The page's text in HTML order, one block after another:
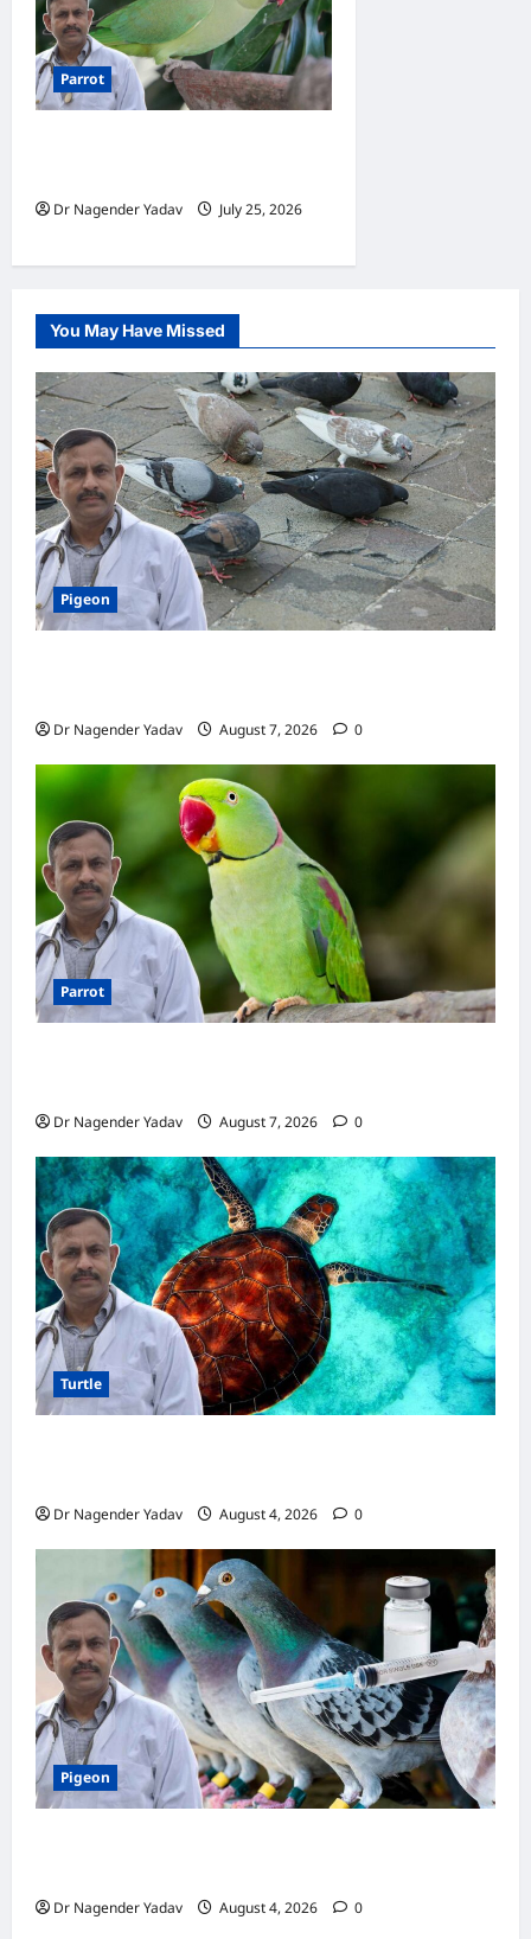
Parrot
Dr Nagender Yadav
July 25, 2026
You May Have Missed
Pigeon
Dr Nagender Yadav August 7, 2026 0
Parrot
Dr Nagender Yadav August 7, 2026 0
Turtle
Dr Nagender Yadav August 4, 2026 0
Pigeon
Dr Nagender Yadav August 4, 2026 0